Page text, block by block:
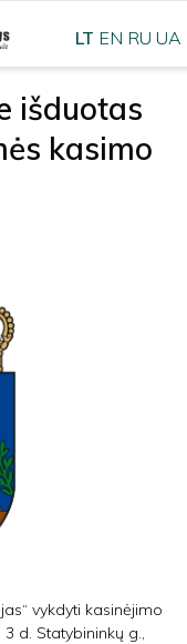
išduotas
kasimo
vykdyti kasinėjimo
d. Statybininkų g.,
LT EN RU UA